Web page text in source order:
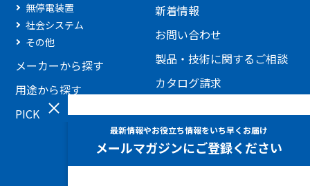
無停電装置
社会システム
その他
メーカーから探す
用途から探す
PICKUP製品
新着情報
お問い合わせ
製品・技術に関するご相談
カタログ請求
添付ファイルを利用したお
問い合わせ
ホームページに関するお問